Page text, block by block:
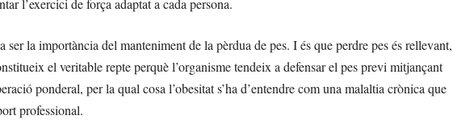
la importància del manteniment de la pèrdua de pes. I és que perdre pes és rellevant,
el veritable repte perquè l’organisme tendeix a defensar el pes previ mitjançant
ponderal, per la qual cosa l’obesitat s’ha d’entendre com una malaltia crònica que
professional.